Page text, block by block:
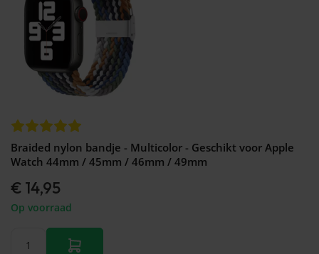
Braided nylon bandje - Multicolor - Geschikt voor Apple
Watch 44mm / 45mm / 46mm / 49mm
€ 14,95
Op voorraad